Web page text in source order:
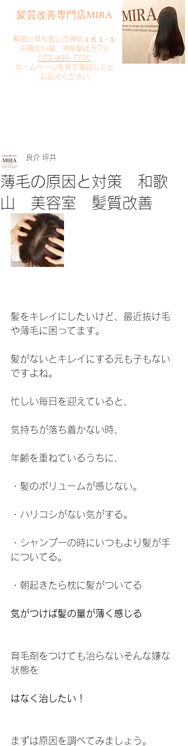
​髪質改善専門店MIRA
​和歌山県和歌山市神前１６１−１
JR貴志川線 神前駅徒歩7分
073-499-7705
​ホームページを見て電話したと
お伝えください
薄毛の原因と対策 和歌
山 美容室 髪質改善
良介 坪井
髪をキレイにしたいけど、最近抜け毛
や薄毛に困ってます。
髪がないとキレイにする元も子もない
ですよね。
忙しい毎日を迎えていると、
気持ちが落ち着かない時、
年齢を重ねているうちに、
・髪のボリュームが感じない。
・ハリコシがない気がする。
・シャンプーの時にいつもより髪が手
についてる。
・朝起きたら枕に髪がついてる
気がつけば髪の量が薄く感じる
育毛剤をつけても治らないそんな嫌な
状態を
はなく治したい！
まずは原因を調べてみましょう。